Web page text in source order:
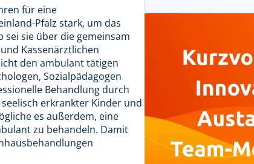
für eine
Pfalz stark, um das
sei sie über die gemeinsam
Kassenärztlichen
den ambulant tätigen
Sozialpädagogen
Behandlung durch
erkrankter Kinder und
es außerdem, eine
zu behandeln. Damit